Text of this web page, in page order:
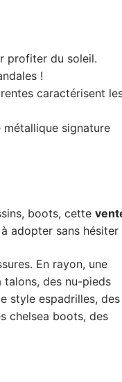
profiter du soleil.
!
caractérisent
signature
boots, cette
adopter sans hésiter
En rayon, une
talons, des nu-pieds
style espadrilles, des
chelsea boots, des